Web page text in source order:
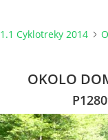
1.1 Cyklotreky 2014
OKOLO